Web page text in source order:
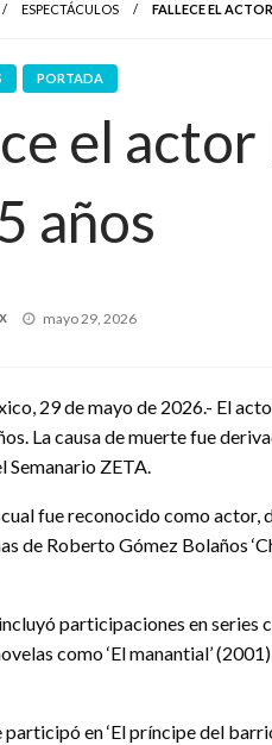
ESPECTÁCULOS FALLECE EL
PORTADA
el actor
años
Publicado
mayo 29, 2026
29 de mayo de 2026.- El
La causa de muerte fue
Semanario ZETA.
fue reconocido como
de Roberto Gómez Bolaños
participaciones en series
como ‘El manantial’
en ‘El príncipe del